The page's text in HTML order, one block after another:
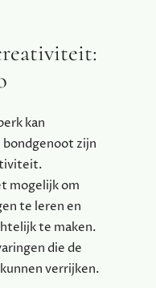
kan
zijn
mogelijk om
te leren en
te maken.
die de
verrijken.